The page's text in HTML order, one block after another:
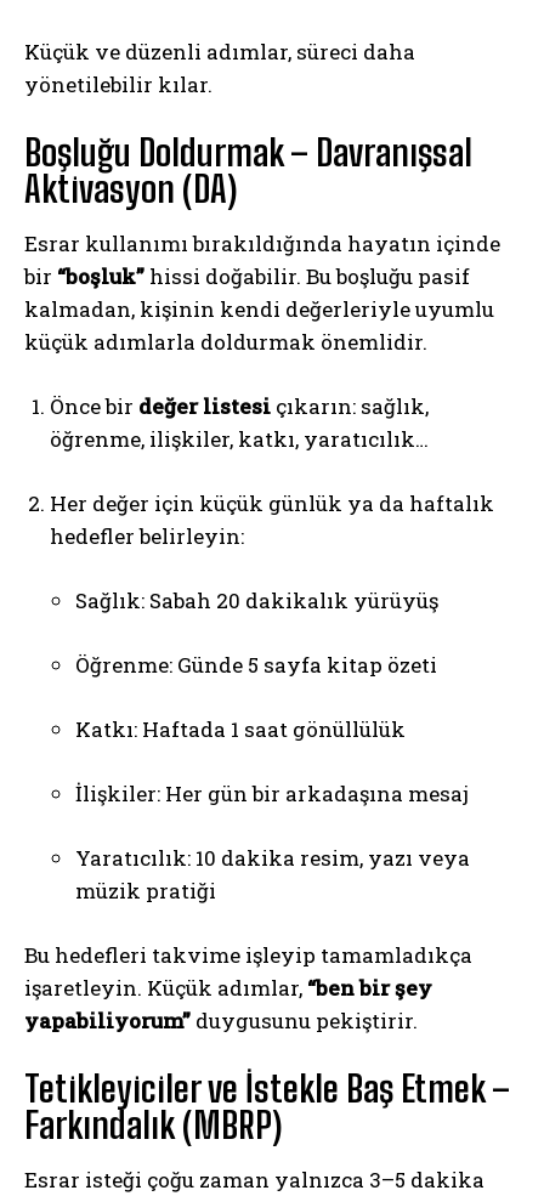
Küçük ve düzenli adımlar, süreci daha
yönetilebilir kılar.
Boşluğu Doldurmak – Davranışsal
Aktivasyon (DA)
Esrar kullanımı bırakıldığında hayatın içinde
bir “boşluk” hissi doğabilir. Bu boşluğu pasif
kalmadan, kişinin kendi değerleriyle uyumlu
küçük adımlarla doldurmak önemlidir.
Önce bir değer listesi çıkarın: sağlık,
öğrenme, ilişkiler, katkı, yaratıcılık…
Her değer için küçük günlük ya da haftalık
hedefler belirleyin:
Sağlık: Sabah 20 dakikalık yürüyüş
Öğrenme: Günde 5 sayfa kitap özeti
Katkı: Haftada 1 saat gönüllülük
İlişkiler: Her gün bir arkadaşına mesaj
Yaratıcılık: 10 dakika resim, yazı veya
müzik pratiği
Bu hedefleri takvime işleyip tamamladıkça
işaretleyin. Küçük adımlar, “ben bir şey
yapabiliyorum” duygusunu pekiştirir.
Tetikleyiciler ve İstekle Baş Etmek –
Farkındalık (MBRP)
Esrar isteği çoğu zaman yalnızca 3–5 dakika